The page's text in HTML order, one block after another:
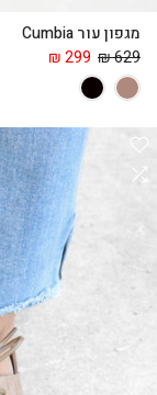
מגפון עור Cumbia
629 ₪
299 ₪